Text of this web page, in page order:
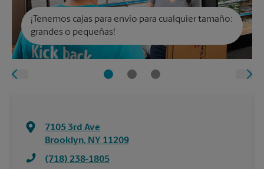
¡Tenemos cajas para envío para cualquier tamaño:
grandes o pequeñas!
7105 3rd Ave
Brooklyn, NY 11209
(718) 238-1805